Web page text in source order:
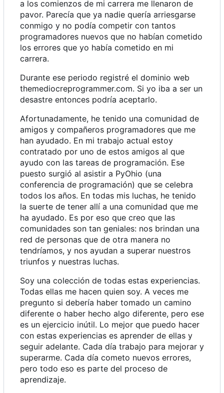
a los comienzos de mi carrera me llenaron de
pavor. Parecía que ya nadie quería arriesgarse
conmigo y no podía competir con tantos
programadores nuevos que no habían cometido
los errores que yo había cometido en mi
carrera.
Durante ese periodo registré el dominio web
themediocreprogrammer.com. Si yo iba a ser un
desastre entonces podría aceptarlo.
Afortunadamente, he tenido una comunidad de
amigos y compañeros programadores que me
han ayudado. En mi trabajo actual estoy
contratado por uno de estos amigos al que
ayudo con las tareas de programación. Ese
puesto surgió al asistir a PyOhio (una
conferencia de programación) que se celebra
todos los años. En todas mis luchas, he tenido
la suerte de tener allí a una comunidad que me
ha ayudado. Es por eso que creo que las
comunidades son tan geniales: nos brindan una
red de personas que de otra manera no
tendríamos, y nos ayudan a superar nuestros
triunfos y nuestras luchas.
Soy una colección de todas estas experiencias.
Todas ellas me hacen quien soy. A veces me
pregunto si debería haber tomado un camino
diferente o haber hecho algo diferente, pero ese
es un ejercicio inútil. Lo mejor que puedo hacer
con estas experiencias es aprender de ellas y
seguir adelante. Cada día trabajo para mejorar y
superarme. Cada día cometo nuevos errores,
pero todo eso es parte del proceso de
aprendizaje.